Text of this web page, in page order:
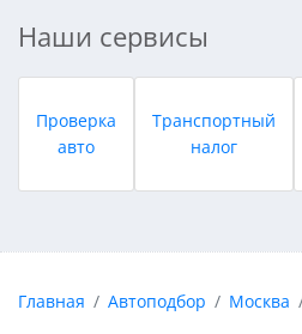
Наши сервисы
Проверка
авто
Транспортный
налог
Главная Автоподбор Москва